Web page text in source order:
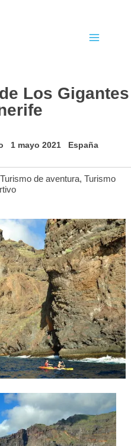
Los Gigantes
1 mayo 2021 España
Turismo de aventura, Turismo